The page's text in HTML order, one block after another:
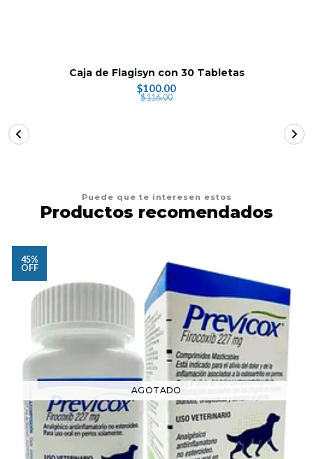
Caja de Flagisyn con 30 Tabletas
$100.00
$116.00
Puede que te interesen estos
Productos recomendados
45%
OFF
AGOTADO